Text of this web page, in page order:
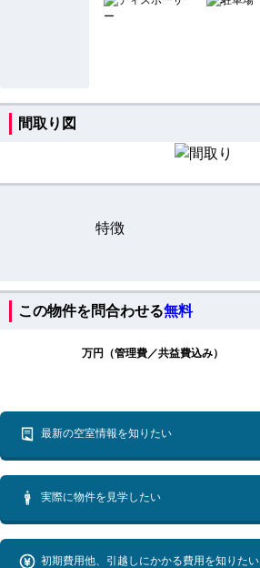
間取り図
特徴
この物件を問合わせる無料
万円（管理費／共益費込み）
最新の空室情報を知りたい
実際に物件を見学したい
初期費用他、引越しにかかる費用を知りたい